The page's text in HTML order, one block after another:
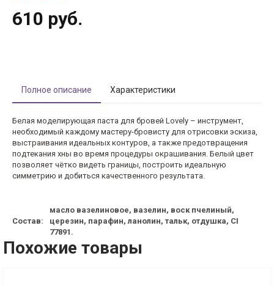
610 руб.
Полное описание Характеристики
Белая моделирующая паста для бровей Lovely – инструмент,
необходимый каждому мастеру-бровисту для отрисовки эскиза,
выстраивания идеальных контуров, а также предотвращения
подтекания хны во время процедуры окрашивания. Белый цвет
позволяет чётко видеть границы, построить идеальную
симметрию и добиться качественного результата.
Состав:
масло вазелиновое, вазелин, воск пчелиный,
церезин, парафин, ланолин, тальк, отдушка, CI
77891.
Похожие товары